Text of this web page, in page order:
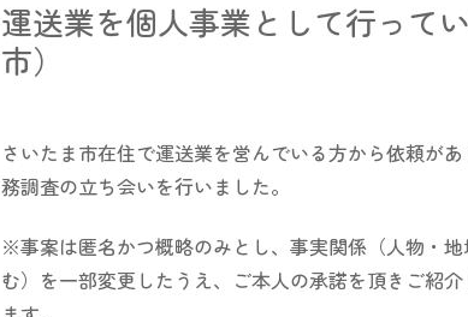
運送業を個人事業として行って
市）
さいたま市在住で運送業を営んでいる方から依頼が
務調査の立ち会いを行いました。
※事案は匿名かつ概略のみとし、事実関係（人物・
む）を一部変更したうえ、ご本人の承諾を頂きご紹